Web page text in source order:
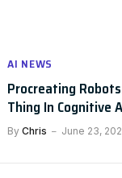
AI NEWS
Procreating
Thing In Cognitive
By Chris June 23,